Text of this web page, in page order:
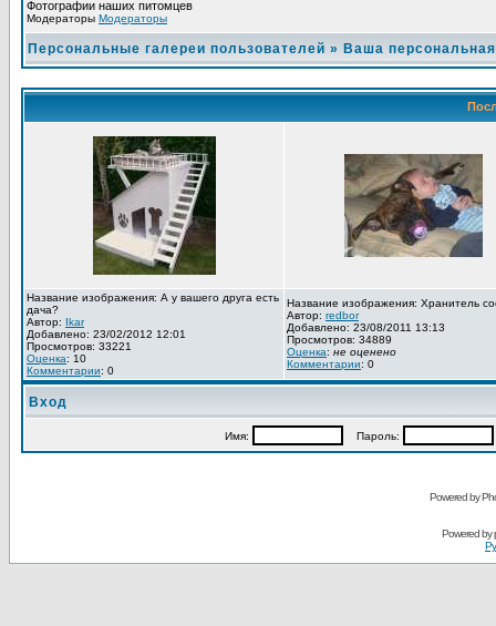
Фотографии наших питомцев
Модераторы Модераторы
Персональные галереи пользователей » Ваша
Название изображения: А у вашего друга есть
дача?
Автор: Ikar
Добавлено: 23/02/2012 12:01
Просмотров: 33221
Оценка: 10
Комментарии: 0
Название изображения: Хранитель
Автор: redbor
Добавлено: 23/08/2011 13:13
Просмотров: 34889
Оценка: не оценено
Комментарии: 0
Вход
Имя: Пароль:
Powered by
Powered by